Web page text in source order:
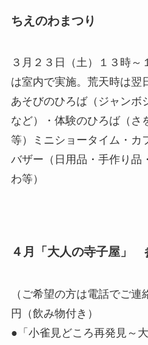
ちえのわまつり
３月２３日（土）１３時
は室内で実施。荒天時は翌
あそびのひろば（ジャンボ
など）・体験のひろば（さ
等）ミニショータイム・カ
バザー（日用品・手作り品
わ等）
４月「大人の寺子屋」
（ご希望の方は電話でご
円（飲み物付き）
●「小雀見どころ再発見～